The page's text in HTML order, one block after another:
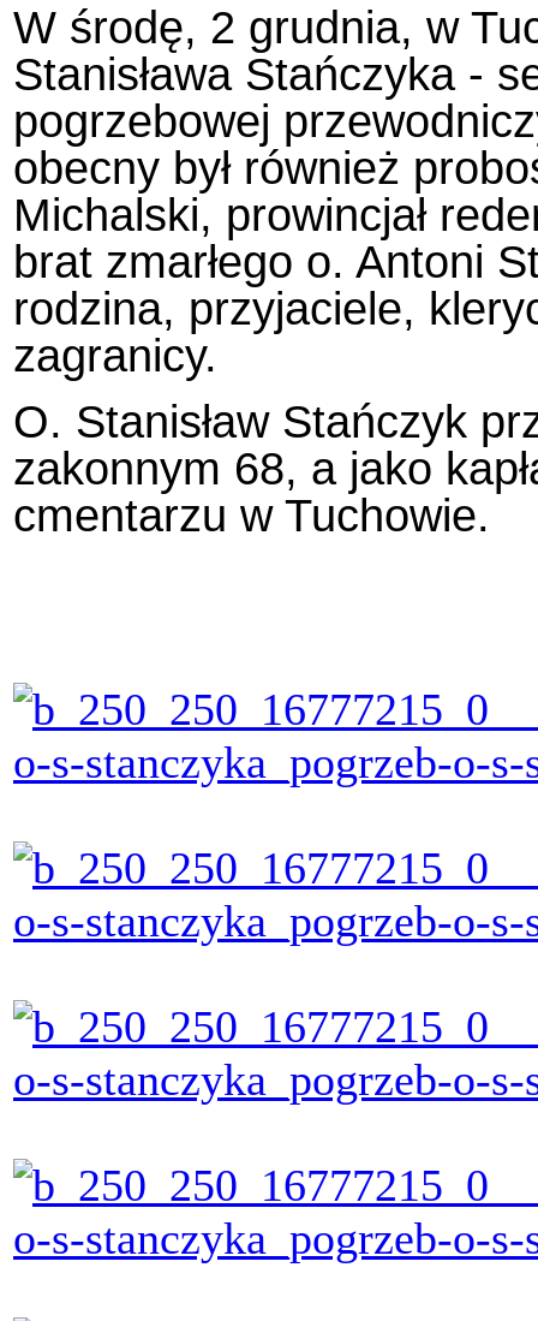
W środę, 2 grudnia, w
Stanisława Stańczyka -
pogrzebowej
obecny był również
Michalski, prowincjał
brat zmarłego o. Antoni
rodzina, przyjaciele,
zagranicy.
O. Stanisław Stańczyk
zakonnym 68, a jako
cmentarzu w Tuchowie.